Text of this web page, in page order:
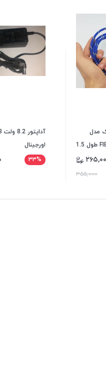
مدل
FIBER optic cable طول 1.5
۳۵۵,۰۰۰
اورجینال
۳۳%